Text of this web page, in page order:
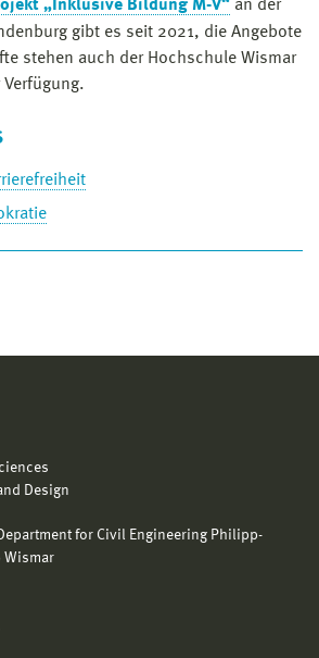
„Inklusive Bildung M-V“ an der
gibt es seit 2021, die Angebote
stehen auch der Hochschule Wismar
Design
for Civil Engineering Philipp-
Wismar